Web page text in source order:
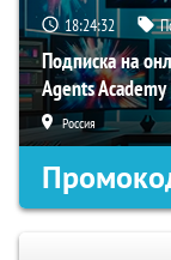
18:24:31
Подписка на
Agents Academy
Россия